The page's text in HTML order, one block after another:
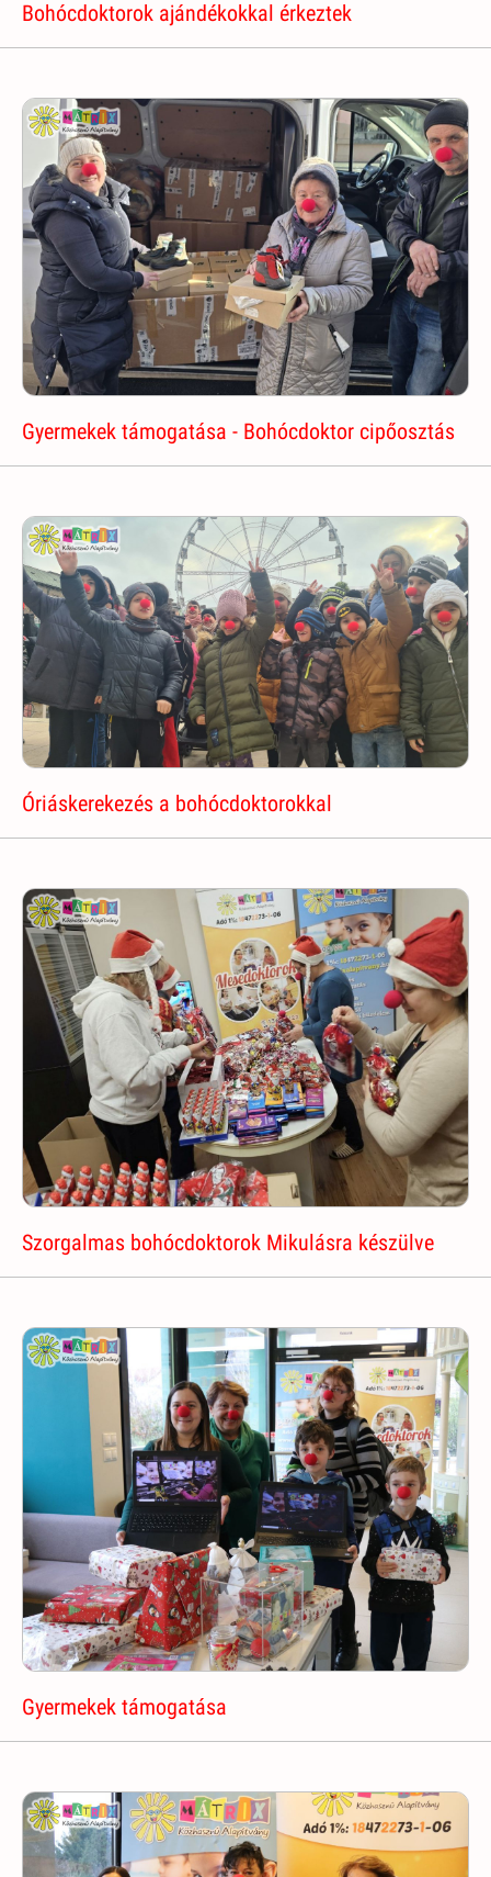
Bohócdoktorok ajándékokkal érkeztek
Gyermekek támogatása - Bohócdoktor cipőosztás
Óriáskerekezés a bohócdoktorokkal
Szorgalmas bohócdoktorok Mikulásra készülve
Gyermekek támogatása